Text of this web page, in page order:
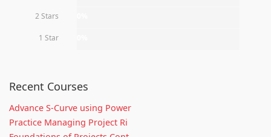
2 Stars
1 Star
Recent Courses
Advance S-Curve using Power
Practice Managing Project Ri